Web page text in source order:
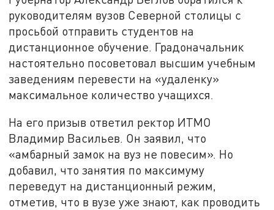
руководителям вузов Северной столицы с
просьбой отправить студентов на
дистанционное обучение. Градоначальник
настоятельно посоветовал высшим учебным
заведениям перевести на «удаленку»
максимальное количество учащихся.
На его призыв ответил ректор ИТМО
Владимир Васильев. Он заявил, что
«амбарный замок на вуз не повесим». Но
добавил, что занятия по максимуму
переведут на дистанционный режим,
отметив, что в вузе уже знают, как проводить